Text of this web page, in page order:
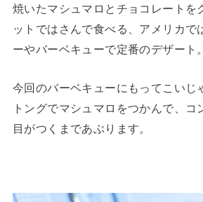
焼いたマシュマロとチョコレートを
ットではさんで食べる、アメリカで
ーやバーベキューで定番のデザート。
今回のバーベキューにもってこいじ
トングでマシュマロをつかんで、コ
目がつくまであぶります。